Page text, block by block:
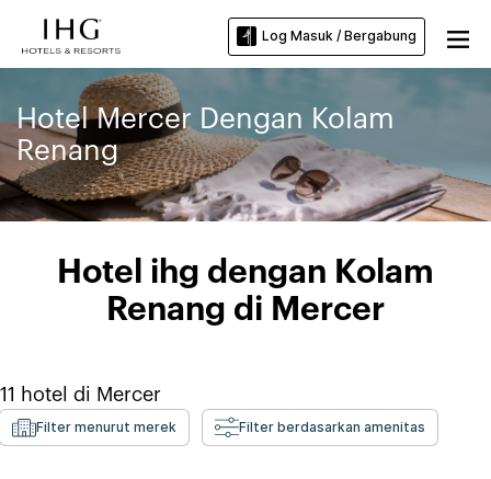
Log Masuk / Bergabung
Hotel Mercer Dengan Kolam
Renang
Hotel ihg dengan Kolam
Renang di Mercer
11 hotel di Mercer
Filter menurut merek Filter berdasarkan amenitas